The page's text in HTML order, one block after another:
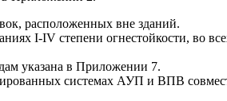
расположенных вне зданий.
I-IV степени огнестойкости, во
указана в Приложении 7.
системах АУП и ВПВ